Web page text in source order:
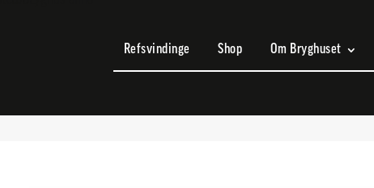
Refsvindinge Shop Om Bryghuset